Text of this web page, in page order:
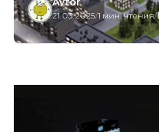
21.03.2025/1 мин. чтения/